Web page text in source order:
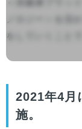
をしていくこと
2021年4月
施。